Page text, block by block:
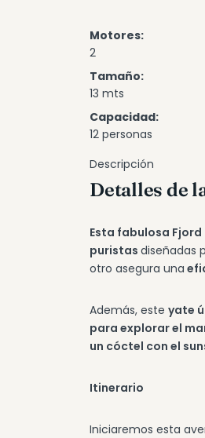
Motores:
2
Tamaño:
13 mts
Capacidad:
12 personas
Descripción
Detalles de
Esta fabulosa Fjord
puristas diseñadas
otro asegura una
Además, este yate
para explorar el
un cóctel con el
Itinerario
Iniciaremos esta